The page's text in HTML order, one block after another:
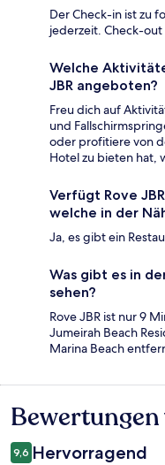
Der Check-in ist zu
jederzeit. Check-out
Welche
JBR angeboten?
Freu dich auf
und
oder profitiere von
Hotel zu bieten hat,
Verfügt Rove
welche in der
Ja, es gibt ein
Was gibt es in
sehen?
Rove JBR ist nur 9
Jumeirah Beach
Marina Beach
Bewertungen
Bewertungen
9,6 Hervorragend